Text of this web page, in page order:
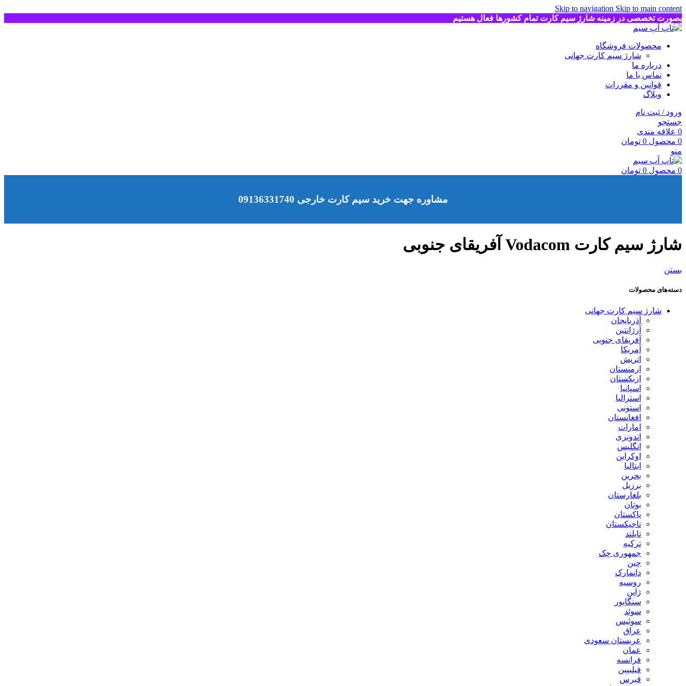
Skip to navigation Skip to main content
بصورت تخصصی در زمینه شارژ سیم کارت تمام کشورها فعال هستیم
محصولات فروشگاه
شارژ سیم کارت جهانی
درباره ما
تماس با ما
قوانین و مقررات
وبلاگ
ورود / ثبت نام
جستجو
0 علاقه مندی
0 محصول 0 تومان
منو
0 محصول 0 تومان
مشاوره جهت خرید سیم کارت خارجی 09136331740
شارژ سیم کارت Vodacom آفریقای جنوبی
بستن
دسته‌های محصولات
شارژ سیم کارت جهانی
آذربایجان
آرژانتین
آفریقای جنوبی
آمریکا
اتریش
ارمنستان
ازبکستان
اسپانیا
استرالیا
استونی
افغانستان
امارات
اندونزی
انگلیس
اوکراین
ایتالیا
بحرین
برزیل
بلغارستان
بوتان
پاکستان
تاجیکستان
تایلند
ترکیه
جمهوری چک
چین
دانمارک
روسیه
ژاپن
سنگاپور
سوئد
سوئیس
عراق
عربستان سعودی
عمان
فرانسه
فیلیپین
قبرس